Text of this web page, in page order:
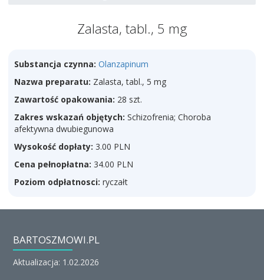
Zalasta, tabl., 5 mg
Substancja czynna: Olanzapinum
Nazwa preparatu: Zalasta, tabl., 5 mg
Zawartość opakowania: 28 szt.
Zakres wskazań objętych: Schizofrenia; Choroba
afektywna dwubiegunowa
Wysokość dopłaty: 3.00 PLN
Cena pełnopłatna: 34.00 PLN
Poziom odpłatnosci: ryczałt
BARTOSZMOWI.PL
Aktualizacja: 1.02.2026